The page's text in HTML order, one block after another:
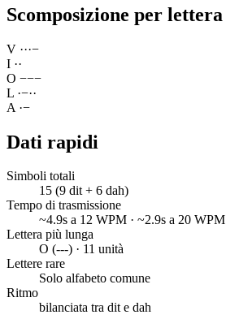
Scomposizione per lettera
V ···−
I ··
O −−−
L ·−··
A ·−
Dati rapidi
Simboli totali
15 (9 dit + 6 dah)
Tempo di trasmissione
~4.9s a 12 WPM · ~2.9s a 20 WPM
Lettera più lunga
O (---) · 11 unità
Lettere rare
Solo alfabeto comune
Ritmo
bilanciata tra dit e dah